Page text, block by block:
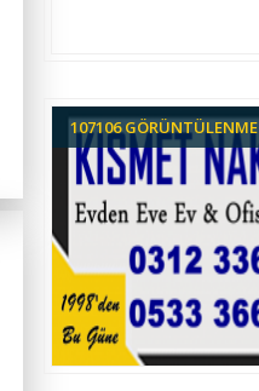
107106 GÖRÜNTÜLENME